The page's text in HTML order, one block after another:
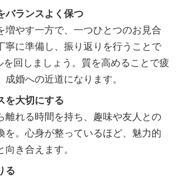
バランスよく保つ
増やす一方で、一つひとつのお見合
寧に準備し、振り返りを行うことで
を回しましょう。質を高めることで疲
婚への近道になります。
を大切にする
離れる時間を持ち、趣味や友人との
を。心身が整っているほど、魅力的
き合えます。
る